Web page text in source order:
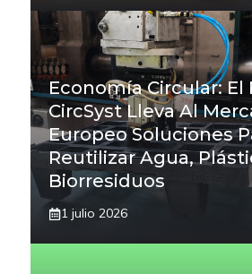
Economía Circular: El
CircSyst Lleva Al
Europeo Soluciones
Reutilizar Agua,
Biorresiduos
1 julio 2026